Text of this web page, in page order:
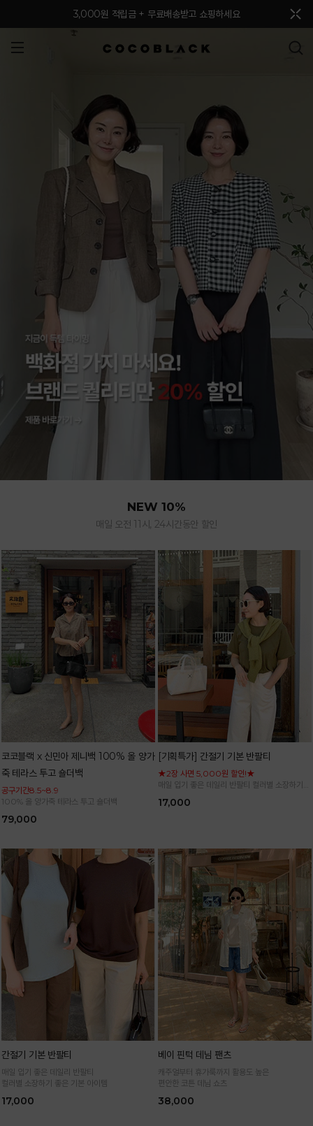
3,000원 적립금 + 무료배송받고 쇼핑하세요
NEW 10%
매일 오전 11시, 24시간동안 할인
코코블랙 x 신민아 제니백 100% 올 양가
죽 테라스 투고 숄더백
공구기간8.5~8.9
100% 올 양가죽 테라스 투고 숄더백
79,000
[기획특가] 간절기 기본 반팔티
★2장 사면 5,000원 할인!★
매일 입기 좋은 데일리 반팔티 컬러별 소장하기
17,000
간절기 기본 반팔티
매일 입기 좋은 데일리 반팔티
컬러별 소장하기 좋은 기본 아이템
17,000
베이 핀턱 데님 팬츠
캐주얼부터 휴가룩까지 활용도 높은
편안한 코튼 데님 쇼츠
38,000